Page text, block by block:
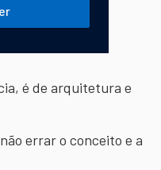
é de arquitetura e
errar o conceito e a